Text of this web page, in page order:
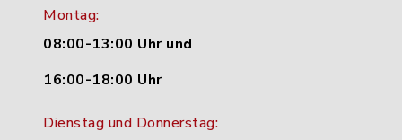
Montag:
08:00-13:00 Uhr und
16:00-18:00 Uhr
Dienstag und Donnerstag: